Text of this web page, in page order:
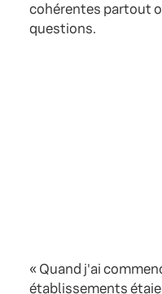
cohérentes partout
questions.
« Quand j'ai
établissements